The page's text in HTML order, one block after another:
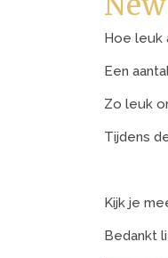
Hoe leuk
Een
Zo leuk
Tijdens
Kijk je
Bedankt